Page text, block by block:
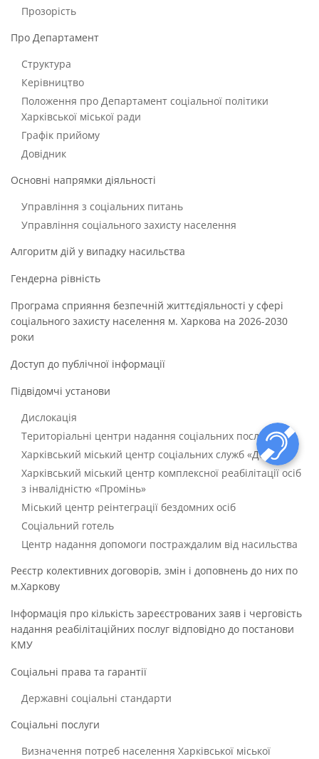
Прозорість
Про Департамент
Структура
Керівництво
Положення про Департамент соціальної політики
Харківської міської ради
Графік прийому
Довідник
Основні напрямки діяльності
Управління з соціальних питань
Управління соціального захисту населення
Алгоритм дій у випадку насильства
Гендерна рівність
Програма сприяння безпечній життєдіяльності у сфері
соціального захисту населення м. Харкова на 2026-2030
роки
Доступ до публічної інформації
Підвідомчі установи
Дислокація
Територіальні центри надання соціальних послуг
Харківський міський центр соціальних служб «Довіра»
Харківський міський центр комплексної реабілітації осіб
з інвалідністю «Промінь»
Міський центр реінтеграції бездомних осіб
Соціальний готель
Центр надання допомоги постраждалим від насильства
Реєстр колективних договорів, змін і доповнень до них по
м.Харкову
Інформація про кількість зареєстрованих заяв і черговість
надання реабілітаційних послуг відповідно до постанови
КМУ
Соціальні права та гарантії
Державні соціальні стандарти
Соціальні послуги
Визначення потреб населення Харківської міської